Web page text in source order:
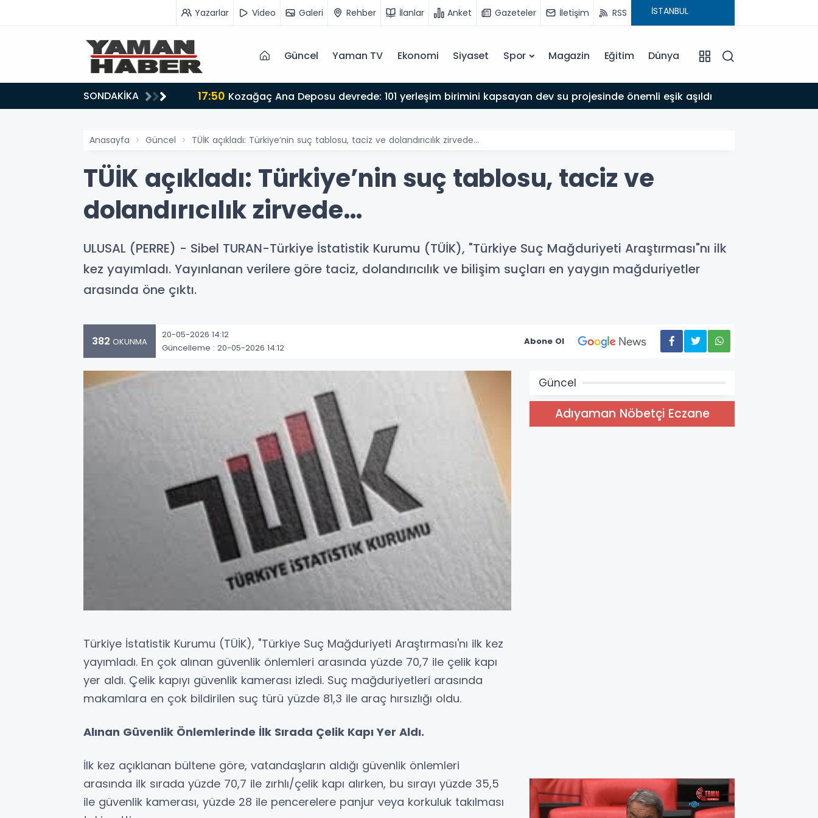
Yazarlar Video Galeri Rehber İlanlar Anket Gazeteler İletişim RSS
Güncel Yaman TV Ekonomi Siyaset Spor Magazin Eğitim Dünya
SONDAKİKA
iş birliği mesajı 17:50 Kozağaç Ana Deposu devrede: 101 yerleşim birimini kapsayan dev su projesinde önemli eşik aşıldı
Anasayfa Güncel TÜİK açıkladı: Türkiye’nin suç tablosu, taciz ve dolandırıcılık zirvede…
TÜİK açıkladı: Türkiye’nin suç tablosu, taciz ve
dolandırıcılık zirvede…
ULUSAL (PERRE) - Sibel TURAN-Türkiye İstatistik Kurumu (TÜİK), "Türkiye Suç Mağduriyeti Araştırması"nı ilk
kez yayımladı. Yayınlanan verilere göre taciz, dolandırıcılık ve bilişim suçları en yaygın mağduriyetler
arasında öne çıktı.
382 OKUNMA
20-05-2026 14:12
Güncelleme : 20-05-2026 14:12
Abone Ol
Türkiye İstatistik Kurumu (TÜİK), "Türkiye Suç Mağduriyeti Araştırması'nı ilk kez
yayımladı. En çok alınan güvenlik önlemleri arasında yüzde 70,7 ile çelik kapı
yer aldı. Çelik kapıyı güvenlik kamerası izledi. Suç mağduriyetleri arasında
makamlara en çok bildirilen suç türü yüzde 81,3 ile araç hırsızlığı oldu.
Alınan Güvenlik Önlemlerinde İlk Sırada Çelik Kapı Yer Aldı.
İlk kez açıklanan bültene göre, vatandaşların aldığı güvenlik önlemleri
arasında ilk sırada yüzde 70,7 ile zırhlı/çelik kapı alırken, bu sırayı yüzde 35,5
ile güvenlik kamerası, yüzde 28 ile pencerelere panjur veya korkuluk takılması
Güncel
Adıyaman Nöbetçi Eczane